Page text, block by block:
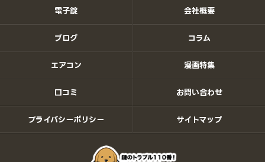
電子錠 会社概要
ブログ コラム
エアコン 漫画特集
口コミ お問い合わせ
プライバシーポリシー サイトマップ